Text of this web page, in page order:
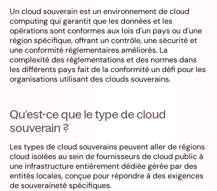
Un cloud souverain est un environnement de cloud
computing qui garantit que les données et les
opérations sont conformes aux lois d'un pays ou d'une
région spécifique, offrant un contrôle, une sécurité et
une conformité réglementaires améliorés. La
complexité des réglementations et des normes dans
les différents pays fait de la conformité un défi pour les
organisations utilisant des clouds souverains.
Qu'est-ce que le type de cloud
souverain ?
Les types de cloud souverains peuvent aller de régions
cloud isolées au sein de fournisseurs de cloud public à
une infrastructure entièrement dédiée gérée par des
entités locales, conçue pour répondre à des exigences
de souveraineté spécifiques.